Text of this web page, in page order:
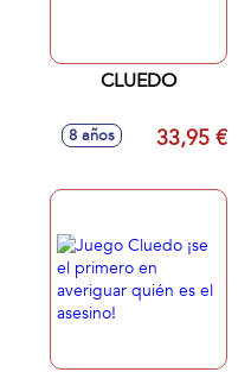
CLUEDO
8 años 33,95 €